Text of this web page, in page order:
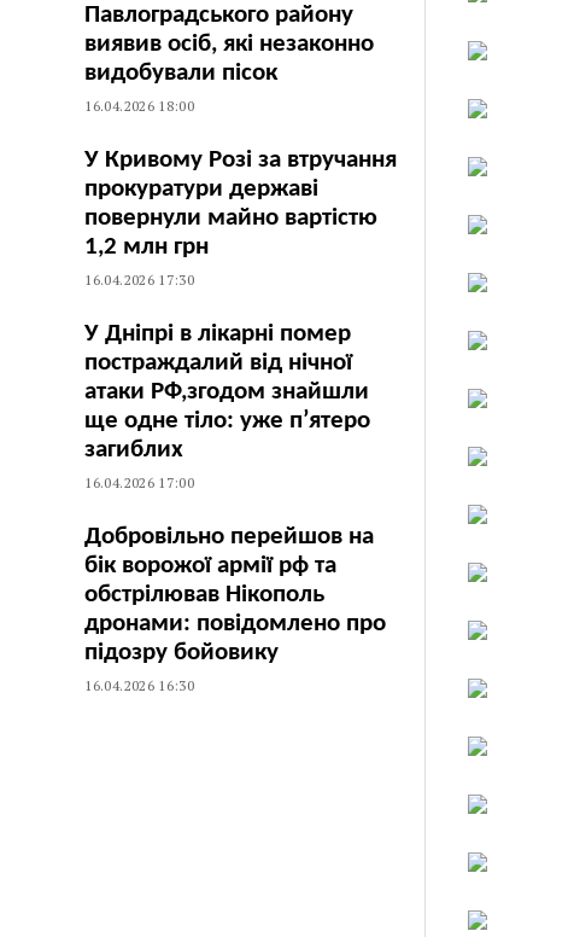
Павлоградського району
виявив осіб, які незаконно
видобували пісок
16.04.2026 18:00
У Кривому Розі за втручання
прокуратури державі
повернули майно вартістю
1,2 млн грн
16.04.2026 17:30
У Дніпрі в лікарні помер
постраждалий від нічної
атаки РФ,згодом знайшли
ще одне тіло: уже п’ятеро
загиблих
16.04.2026 17:00
Добровільно перейшов на
бік ворожої армії рф та
обстрілював Нікополь
дронами: повідомлено про
підозру бойовику
16.04.2026 16:30